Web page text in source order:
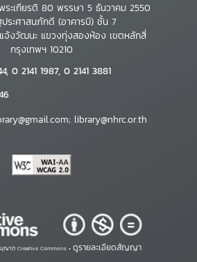
ระเกียรติ 80 พรรษา 5 ธันวาคม 2550
ประศาสนภักดี (อาคารบี) ชั้น 7
จ้งวัฒนะ แขวงทุ่งสองห้อง เขตหลักสี่
กรุงเทพฯ 10210
0 2141 1987, 0 2141 3881
library@nhrc.or.th
าต Creative Commons • ดูรายละเอียดสัญญา